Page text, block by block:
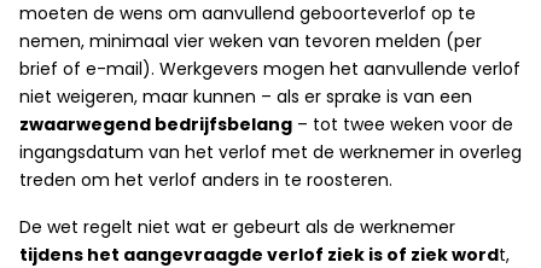
moeten de wens om aanvullend geboorteverlof op te
nemen, minimaal vier weken van tevoren melden (per
brief of e-mail). Werkgevers mogen het aanvullende verlof
niet weigeren, maar kunnen – als er sprake is van een
zwaarwegend bedrijfsbelang – tot twee weken voor de
ingangsdatum van het verlof met de werknemer in overleg
treden om het verlof anders in te roosteren.
De wet regelt niet wat er gebeurt als de werknemer
tijdens het aangevraagde verlof ziek is of ziek wordt,